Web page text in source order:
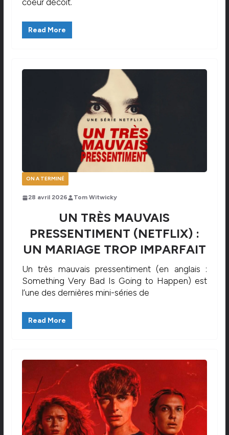
coeur décoit.
Read More
ON A TERMINÉ
28 avril 2026 Tom Witwicky
UN TRÈS MAUVAIS
PRESSENTIMENT (NETFLIX) :
UN MARIAGE TROP IMPARFAIT
Un très mauvais pressentiment (en anglais :
Something Very Bad Is Going to Happen) est
l’une des dernières mini-séries de
Read More